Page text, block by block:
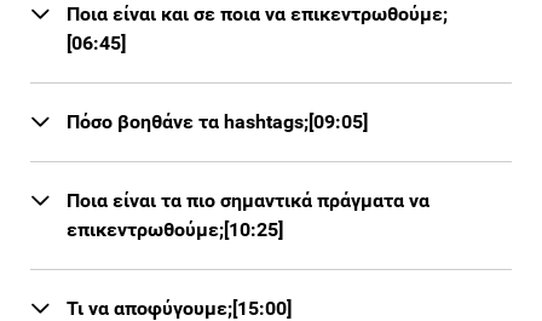
Ποια είναι και σε ποια να επικεντρωθούμε;
[06:45]
Πόσο βοηθάνε τα hashtags;[09:05]
Ποια είναι τα πιο σημαντικά πράγματα να
επικεντρωθούμε;[10:25]
Τι να αποφύγουμε;[15:00]